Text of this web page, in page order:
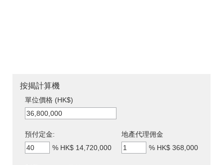
按揭計算機
單位價格 (HK$)
預付定金:
% HK$ 14,720,000
地產代理佣金
% HK$ 368,000